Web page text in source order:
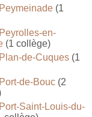
(1
en-
(1 collège)
de-Cuques (1
de-Bouc (2
Saint-Louis-du-